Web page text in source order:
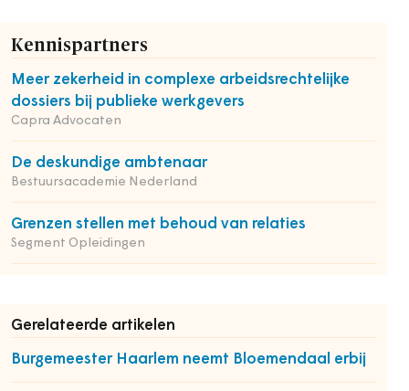
Kennispartners
Meer zekerheid in complexe arbeidsrechtelijke
dossiers bij publieke werkgevers
Capra Advocaten
De deskundige ambtenaar
Bestuursacademie Nederland
Grenzen stellen met behoud van relaties
Segment Opleidingen
Gerelateerde artikelen
Burgemeester Haarlem neemt Bloemendaal erbij